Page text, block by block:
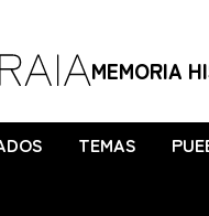
MEMORIA
TEMAS